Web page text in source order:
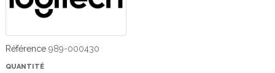
Référence 989-000430
QUANTITÉ